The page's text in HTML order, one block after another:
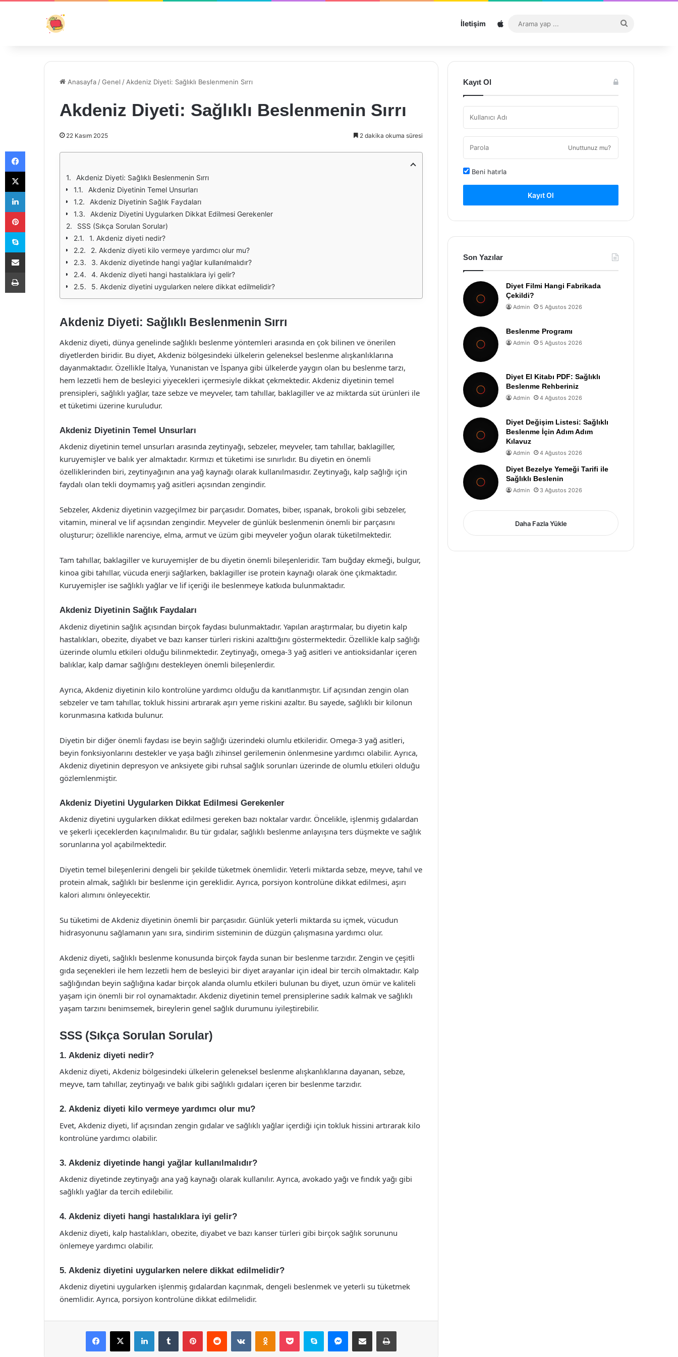
İletişim Sitemap
...
Anasayfa /Genel / Akdeniz Diyeti: Sağlıklı Beslenmenin Sırrı
Akdeniz Diyeti: Sağlıklı Beslenmenin Sırrı
22 Kasım 2025 2 dakika okuma süresi
Akdeniz Diyeti: Sağlıklı Beslenmenin Sırrı
Akdeniz Diyetinin Temel Unsurları
Akdeniz Diyetinin Sağlık Faydaları
Akdeniz Diyetini Uygularken Dikkat Edilmesi Gerekenler
SSS (Sıkça Sorulan Sorular)
1. Akdeniz diyeti nedir?
2. Akdeniz diyeti kilo vermeye yardımcı olur mu?
3. Akdeniz diyetinde hangi yağlar kullanılmalıdır?
4. Akdeniz diyeti hangi hastalıklara iyi gelir?
5. Akdeniz diyetini uygularken nelere dikkat edilmelidir?
Akdeniz Diyeti: Sağlıklı Beslenmenin Sırrı
Akdeniz diyeti, dünya genelinde sağlıklı beslenme yöntemleri arasında en çok bilinen ve önerilen
diyetlerden biridir. Bu diyet, Akdeniz bölgesindeki ülkelerin geleneksel beslenme alışkanlıklarına
dayanmaktadır. Özellikle İtalya, Yunanistan ve İspanya gibi ülkelerde yaygın olan bu beslenme tarzı,
hem lezzetli hem de besleyici yiyecekleri içermesiyle dikkat çekmektedir. Akdeniz diyetinin temel
prensipleri, sağlıklı yağlar, taze sebze ve meyveler, tam tahıllar, baklagiller ve az miktarda süt ürünleri ile
et tüketimi üzerine kuruludur.
Akdeniz Diyetinin Temel Unsurları
Akdeniz diyetinin temel unsurları arasında zeytinyağı, sebzeler, meyveler, tam tahıllar, baklagiller,
kuruyemişler ve balık yer almaktadır. Kırmızı et tüketimi ise sınırlıdır. Bu diyetin en önemli
özelliklerinden biri, zeytinyağının ana yağ kaynağı olarak kullanılmasıdır. Zeytinyağı, kalp sağlığı için
faydalı olan tekli doymamış yağ asitleri açısından zengindir.
Sebzeler, Akdeniz diyetinin vazgeçilmez bir parçasıdır. Domates, biber, ıspanak, brokoli gibi sebzeler,
vitamin, mineral ve lif açısından zengindir. Meyveler de günlük beslenmenin önemli bir parçasını
oluşturur; özellikle narenciye, elma, armut ve üzüm gibi meyveler yoğun olarak tüketilmektedir.
Tam tahıllar, baklagiller ve kuruyemişler de bu diyetin önemli bileşenleridir. Tam buğday ekmeği, bulgur,
kinoa gibi tahıllar, vücuda enerji sağlarken, baklagiller ise protein kaynağı olarak öne çıkmaktadır.
Kuruyemişler ise sağlıklı yağlar ve lif içeriği ile beslenmeye katkıda bulunmaktadır.
Akdeniz Diyetinin Sağlık Faydaları
Akdeniz diyetinin sağlık açısından birçok faydası bulunmaktadır. Yapılan araştırmalar, bu diyetin kalp
hastalıkları, obezite, diyabet ve bazı kanser türleri riskini azalttığını göstermektedir. Özellikle kalp sağlığı
üzerinde olumlu etkileri olduğu bilinmektedir. Zeytinyağı, omega-3 yağ asitleri ve antioksidanlar içeren
balıklar, kalp damar sağlığını destekleyen önemli bileşenlerdir.
Ayrıca, Akdeniz diyetinin kilo kontrolüne yardımcı olduğu da kanıtlanmıştır. Lif açısından zengin olan
sebzeler ve tam tahıllar, tokluk hissini artırarak aşırı yeme riskini azaltır. Bu sayede, sağlıklı bir kilonun
korunmasına katkıda bulunur.
Diyetin bir diğer önemli faydası ise beyin sağlığı üzerindeki olumlu etkileridir. Omega-3 yağ asitleri,
beyin fonksiyonlarını destekler ve yaşa bağlı zihinsel gerilemenin önlenmesine yardımcı olabilir. Ayrıca,
Akdeniz diyetinin depresyon ve anksiyete gibi ruhsal sağlık sorunları üzerinde de olumlu etkileri olduğu
gözlemlenmiştir.
Akdeniz Diyetini Uygularken Dikkat Edilmesi Gerekenler
Akdeniz diyetini uygularken dikkat edilmesi gereken bazı noktalar vardır. Öncelikle, işlenmiş gıdalardan
ve şekerli içeceklerden kaçınılmalıdır. Bu tür gıdalar, sağlıklı beslenme anlayışına ters düşmekte ve sağlık
sorunlarına yol açabilmektedir.
Diyetin temel bileşenlerini dengeli bir şekilde tüketmek önemlidir. Yeterli miktarda sebze, meyve, tahıl ve
protein almak, sağlıklı bir beslenme için gereklidir. Ayrıca, porsiyon kontrolüne dikkat edilmesi, aşırı
kalori alımını önleyecektir.
Su tüketimi de Akdeniz diyetinin önemli bir parçasıdır. Günlük yeterli miktarda su içmek, vücudun
hidrasyonunu sağlamanın yanı sıra, sindirim sisteminin de düzgün çalışmasına yardımcı olur.
Akdeniz diyeti, sağlıklı beslenme konusunda birçok fayda sunan bir beslenme tarzıdır. Zengin ve çeşitli
gıda seçenekleri ile hem lezzetli hem de besleyici bir diyet arayanlar için ideal bir tercih olmaktadır. Kalp
sağlığından beyin sağlığına kadar birçok alanda olumlu etkileri bulunan bu diyet, uzun ömür ve kaliteli
yaşam için önemli bir rol oynamaktadır. Akdeniz diyetinin temel prensiplerine sadık kalmak ve sağlıklı
yaşam tarzını benimsemek, bireylerin genel sağlık durumunu iyileştirebilir.
SSS (Sıkça Sorulan Sorular)
1. Akdeniz diyeti nedir?
Akdeniz diyeti, Akdeniz bölgesindeki ülkelerin geleneksel beslenme alışkanlıklarına dayanan, sebze,
meyve, tam tahıllar, zeytinyağı ve balık gibi sağlıklı gıdaları içeren bir beslenme tarzıdır.
2. Akdeniz diyeti kilo vermeye yardımcı olur mu?
Evet, Akdeniz diyeti, lif açısından zengin gıdalar ve sağlıklı yağlar içerdiği için tokluk hissini artırarak kilo
kontrolüne yardımcı olabilir.
3. Akdeniz diyetinde hangi yağlar kullanılmalıdır?
Akdeniz diyetinde zeytinyağı ana yağ kaynağı olarak kullanılır. Ayrıca, avokado yağı ve fındık yağı gibi
sağlıklı yağlar da tercih edilebilir.
4. Akdeniz diyeti hangi hastalıklara iyi gelir?
Akdeniz diyeti, kalp hastalıkları, obezite, diyabet ve bazı kanser türleri gibi birçok sağlık sorununu
önlemeye yardımcı olabilir.
5. Akdeniz diyetini uygularken nelere dikkat edilmelidir?
Akdeniz diyetini uygularken işlenmiş gıdalardan kaçınmak, dengeli beslenmek ve yeterli su tüketmek
önemlidir. Ayrıca, porsiyon kontrolüne dikkat edilmelidir.
Facebook
X LinkedInTumblr PinterestReddit VKontakteOdnoklassniki
Pocket Skype Messenger
E-Posta ile paylaş Yazdır
Kayıt Ol
Unuttunuz mu?
Beni hatırla
Kayıt Ol
Son Yazılar
Diyet Filmi Hangi Fabrikada
Çekildi?
Admin 5 Ağustos 2026
Beslenme Programı
Admin 5 Ağustos 2026
Diyet El Kitabı PDF: Sağlıklı
Beslenme Rehberiniz
Admin 4 Ağustos 2026
Diyet Değişim Listesi: Sağlıklı
Beslenme İçin Adım Adım
Kılavuz
Admin 4 Ağustos 2026
Diyet Bezelye Yemeği Tarifi ile
Sağlıklı Beslenin
Admin 3 Ağustos 2026
Daha Fazla Yükle
Facebook
X
LinkedIn
Pinterest
Skype
E-Posta ile paylaş